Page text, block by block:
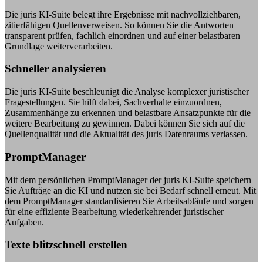
Die juris KI-Suite belegt ihre Ergebnisse mit nachvollziehbaren,
zitierfähigen Quellenverweisen. So können Sie die Antworten
transparent prüfen, fachlich einordnen und auf einer belastbaren
Grundlage weiterverarbeiten.
Schneller analysieren
Die juris KI-Suite beschleunigt die Analyse komplexer juristischer
Fragestellungen. Sie hilft dabei, Sachverhalte einzuordnen,
Zusammenhänge zu erkennen und belastbare Ansatzpunkte für die
weitere Bearbeitung zu gewinnen. Dabei können Sie sich auf die
Quellenqualität und die Aktualität des juris Datenraums verlassen.
PromptManager
Mit dem persönlichen PromptManager der juris KI-Suite speichern
Sie Aufträge an die KI und nutzen sie bei Bedarf schnell erneut. Mit
dem PromptManager standardisieren Sie Arbeitsabläufe und sorgen
für eine effiziente Bearbeitung wiederkehrender juristischer
Aufgaben.
Texte blitzschnell erstellen